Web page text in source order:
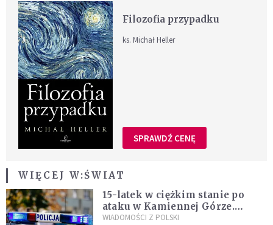
Filozofia przypadku
ks. Michał Heller
SPRAWDŹ CENĘ
WIĘCEJ W:ŚWIAT
15-latek w ciężkim stanie po
ataku w Kamiennej Górze.
Policja zatrzymała dwóch
WIADOMOŚCI Z POLSKI